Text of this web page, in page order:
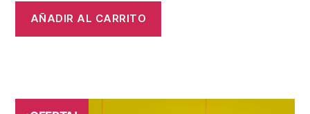
original
era:
actual
es:
AÑADIR AL CARRITO